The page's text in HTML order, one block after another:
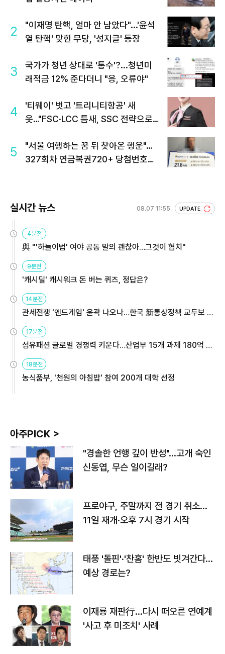
2
"이재명 탄핵, 얼마 안 남았다"...'윤석
열 탄핵' 맞힌 무당, '성지글' 등장
3
국가가 청년 상대로 '통수'?...청년미
래적금 12% 준다더니 "응, 오류야"
4
'티웨이' 벗고 '트리니티항공' 새
옷…"FSC·LCC 틈새, SSC 전략으로
5
"서울 여행하는 꿈 뒤 찾아온 행운"…
327회차 연금복권720+ 당첨번호조
실시간 뉴스 08.07 11:55 UPDATE
4분전
與 "'하늘이법' 여야 공동 발의 괜찮아…그것이 협치"
9분전
'캐시딜' 캐시워크 돈 버는 퀴즈, 정답은?
14분전
관세전쟁 '엔드게임' 윤곽 나오나…한국 新통상정책 교두보 활
17분전
섬유패션 글로벌 경쟁력 키운다…산업부 15개 과제 180억 지
18분전
농식품부, '천원의 아침밥' 참여 200개 대학 선정
아주PICK >
"경솔한 언행 깊이 반성"…고개 숙인
신동엽, 무슨 일이길래?
프로야구, 주말까지 전 경기 취소…
11일 재개·오후 7시 경기 시작
태풍 '돌핀'·'찬홈' 한반도 빗겨간다…
예상 경로는?
이재룡 재판行…다시 떠오른 연예계
'사고 후 미조치' 사례